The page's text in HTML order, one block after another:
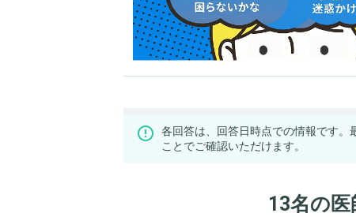
各回答は、回答日時点での情報です。
ことでご確認いただけます。
13名の